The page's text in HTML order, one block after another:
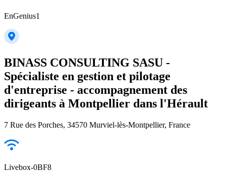
EnGenius1
BINASS CONSULTING SASU -
Spécialiste en gestion et pilotage
d'entreprise - accompagnement des
dirigeants à Montpellier dans l'Hérault
7 Rue des Porches, 34570 Murviel-lès-Montpellier, France
Livebox-0BF8